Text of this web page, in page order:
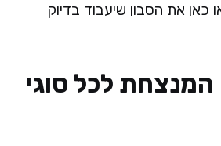
את הסבון שיעבוד בדיוק
לכל סוגי